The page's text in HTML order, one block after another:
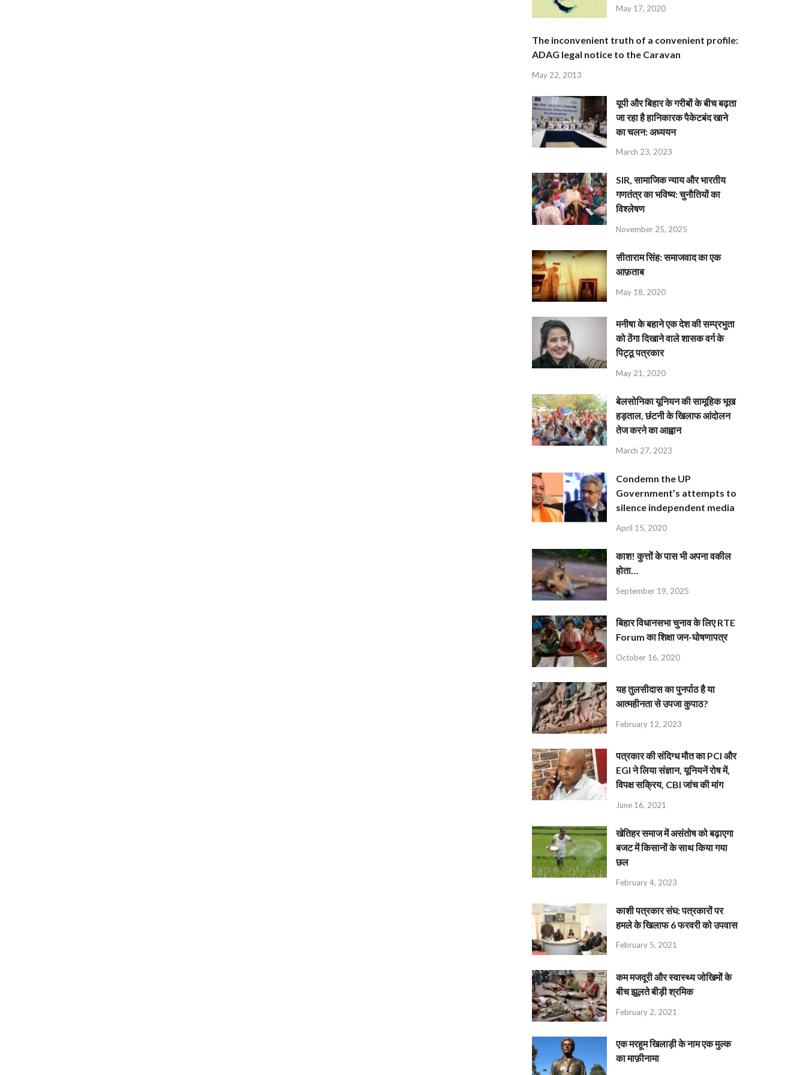
May 17, 2020
The inconvenient truth of a convenient profile:
ADAG legal notice to the Caravan
May 22, 2013
यूपी और बिहार के गरीबों के बीच बढ़ता
जा रहा है हानिकारक पैकेटबंद खाने
का चलन: अध्ययन
March 23, 2023
SIR, सामाजिक न्याय और भारतीय
गणतंत्र का भविष्य: चुनौतियों का
विश्लेषण
November 25, 2025
सीताराम सिंह: समाजवाद का एक
आफ़ताब
May 18, 2020
मनीषा के बहाने एक देश की सम्प्रभुता
को ठेंगा दिखाने वाले शासक वर्ग के
पिट्ठू पत्रकार
May 21, 2020
बेलसोनिका यूनियन की सामूहिक भूख
हड़ताल, छंटनी के खिलाफ आंदोलन
तेज करने का आह्वान
March 27, 2023
Condemn the UP
Government’s attempts to
silence independent media
April 15, 2020
काश! कुत्तों के पास भी अपना वकील
होता…
September 19, 2025
बिहार विधानसभा चुनाव के लिए RTE
Forum का शिक्षा जन-घोषणापत्र
October 16, 2020
यह तुलसीदास का पुनर्पाठ है या
आत्महीनता से उपजा कुपाठ?
February 12, 2023
पत्रकार की संदिग्ध मौत का PCI और
EGI ने लिया संज्ञान, यूनियनें रोष में,
विपक्ष सक्रिय, CBI जांच की मांग
June 16, 2021
खेतिहर समाज में असंतोष को बढ़ाएगा
बजट में किसानों के साथ किया गया
छल
February 4, 2023
काशी पत्रकार संघ: पत्रकारों पर
हमले के खिलाफ 6 फरवरी को उपवास
February 5, 2021
कम मजदूरी और स्वास्थ्य जोखिमों के
बीच झूलते बीड़ी श्रमिक
February 2, 2021
एक मरहूम खिलाड़ी के नाम एक मुल्क
का माफ़ीनामा